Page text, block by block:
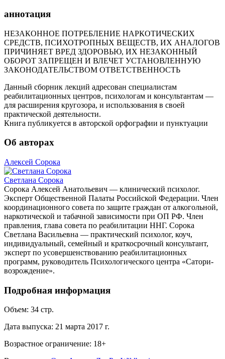
аннотация
НЕЗАКОННОЕ ПОТРЕБЛЕНИЕ НАРКОТИЧЕСКИХ
СРЕДСТВ, ПСИХОТРОПНЫХ ВЕЩЕСТВ, ИХ АНАЛОГОВ
ПРИЧИНЯЕТ ВРЕД ЗДОРОВЬЮ, ИХ НЕЗАКОННЫЙ
ОБОРОТ ЗАПРЕЩЕН И ВЛЕЧЕТ УСТАНОВЛЕННУЮ
ЗАКОНОДАТЕЛЬСТВОМ ОТВЕТСТВЕННОСТЬ
Данный сборник лекций адресован специалистам
реабилитационных центров, психологам и консультантам —
для расширения кругозора, и использования в своей
практической деятельности.
Книга публикуется в авторской орфографии и пунктуации
Об авторах
Алексей Сорока
Светлана Сорока
Сорока Алексей Анатольевич — клинический психолог.
Эксперт Общественной Палаты Российской Федерации. Член
координационного совета по защите граждан от алкогольной,
наркотической и табачной зависимости при ОП РФ. Член
правления, глава совета по реабилитации ННГ. Сорока
Светлана Васильевна — практический психолог, коуч,
индивидуальный, семейный и краткосрочный консультант,
эксперт по усовершенствованию реабилитационных
программ, руководитель Психологического центра «Сатори-
возрождение».
Подробная информация
Объем: 34 стр.
Дата выпуска: 21 марта 2017 г.
Возрастное ограничение: 18+